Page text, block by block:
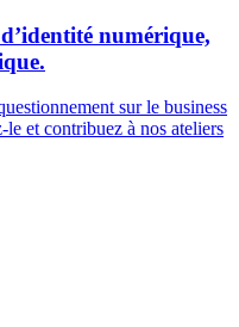
numérique,
sur le business
et contribuez à nos ateliers